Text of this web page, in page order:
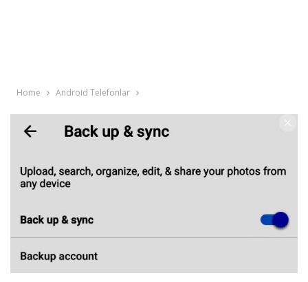
Home Android Telefonlar